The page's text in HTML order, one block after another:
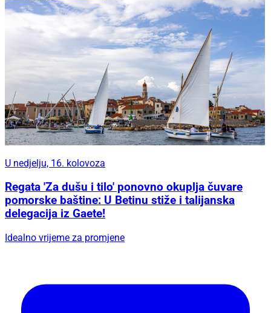
U nedjelju, 16. kolovoza
Regata 'Za dušu i tilo' ponovno okuplja čuvare
pomorske baštine: U Betinu stiže i talijanska
delegacija iz Gaete!
Idealno vrijeme za promjene